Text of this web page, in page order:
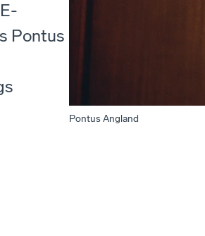
Pontus
Pontus Angland